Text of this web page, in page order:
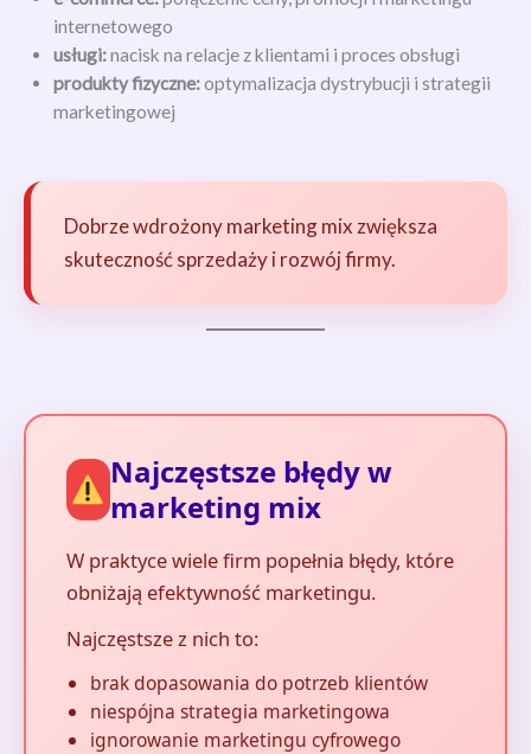
internetowego
usługi:nacisk na relacje z klientami i proces obsługi
produkty fizyczne:optymalizacja dystrybucji i strategii
marketingowej
Dobrze wdrożony marketing mix zwiększa
skuteczność sprzedaży i rozwój firmy.
Najczęstsze błędy w
marketing mix
W praktyce wiele firm popełnia błędy, które
obniżają efektywność marketingu.
Najczęstsze z nich to:
brak dopasowania do potrzeb klientów
niespójna strategia marketingowa
ignorowanie marketingu cyfrowego